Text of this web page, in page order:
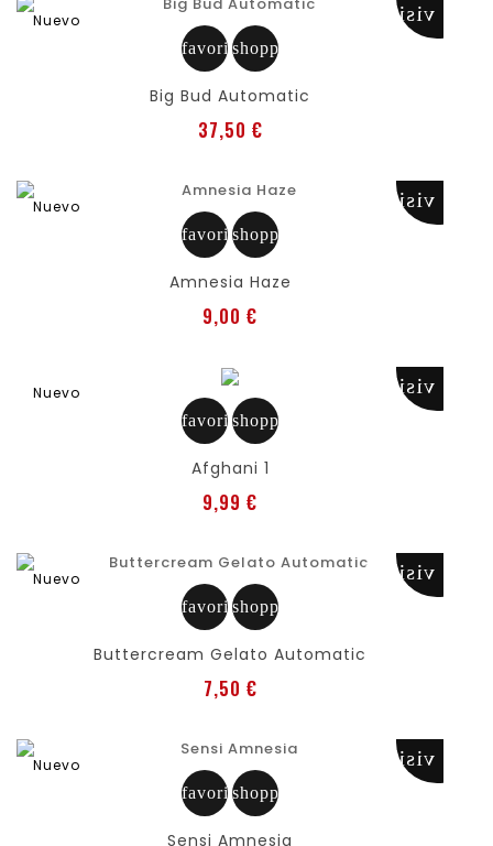
Nuevo
favoriteshopping_cart
visibility
Big Bud Automatic
37,50 €Precio
Nuevo
favoriteshopping_cart
visibility
Amnesia Haze
9,00 €
Nuevo
favoriteshopping_cart
visibility
Afghani 1
9,99 €
Nuevo
favoriteshopping_cart
visibility
Buttercream Gelato Automatic
7,50 €Precio
Nuevo
favoriteshopping_cart
visibility
Sensi Amnesia